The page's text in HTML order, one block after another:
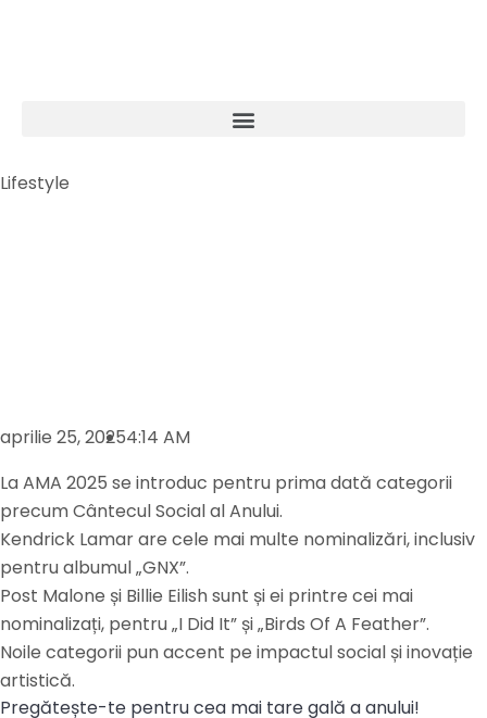
Lifestyle
aprilie 25, 20254:14 AM
La AMA 2025 se introduc pentru prima dată categorii
precum Cântecul Social al Anului.
Kendrick Lamar are cele mai multe nominalizări, inclusiv
pentru albumul „GNX”.
Post Malone și Billie Eilish sunt și ei printre cei mai
nominalizați, pentru „I Did It” și „Birds Of A Feather”.
Noile categorii pun accent pe impactul social și inovație
artistică.
Pregătește-te pentru cea mai tare gală a anului!